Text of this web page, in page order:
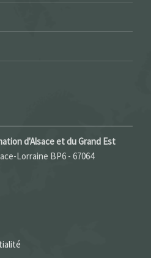
d'Alsace et du Grand Est
Lorraine BP6 - 67064